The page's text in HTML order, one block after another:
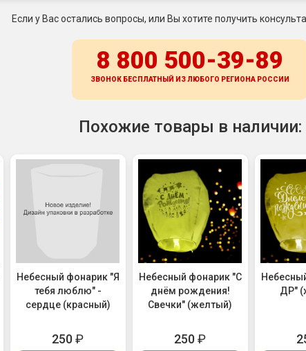
Если у Вас остались вопросы, или Вы хотите получить
8 800 500-39-89
ЗВОНОК БЕСПЛАТНЫЙ ИЗ ЛЮБОГО РЕГИОНА РОССИИ
Похожие товары в наличии:
Небесный фонарик "Я
тебя люблю" -
сердце (красный)
250₽
Небесный фонарик "С
днём рождения!
Свечки" (желтый)
250₽
ДР"